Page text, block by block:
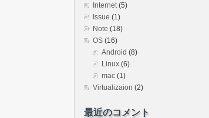
Internet(5)
Issue (1)
Note (18)
OS (16)
Android (8)
Linux (6)
mac (1)
Virtualizaion (2)
最近のコメント